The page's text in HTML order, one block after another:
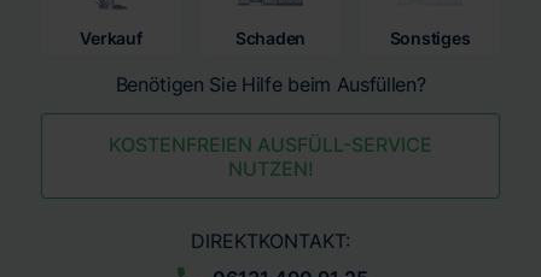
Verkauf Schaden Sonstiges
Benötigen Sie Hilfe beim Ausfüllen?
KOSTENFREIEN AUSFÜLL-SERVICE
NUTZEN!
DIREKTKONTAKT: